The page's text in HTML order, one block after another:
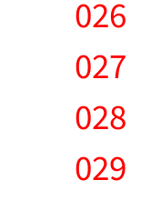
026
027
028
029